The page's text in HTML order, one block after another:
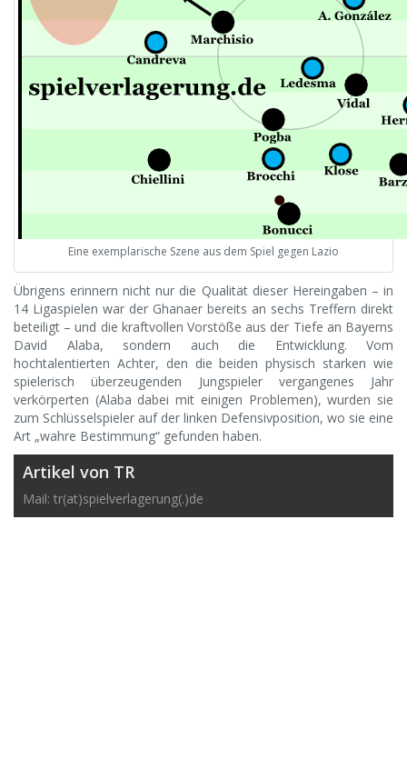
Eine exemplarische Szene aus dem Spiel gegen Lazio
Übrigens erinnern nicht nur die Qualität dieser Hereingaben – in
14 Ligaspielen war der Ghanaer bereits an sechs Treffern direkt
beteiligt – und die kraftvollen Vorstöße aus der Tiefe an Bayerns
David Alaba, sondern auch die Entwicklung. Vom
hochtalentierten Achter, den die beiden physisch starken wie
spielerisch überzeugenden Jungspieler vergangenes Jahr
verkörperten (Alaba dabei mit einigen Problemen), wurden sie
zum Schlüsselspieler auf der linken Defensivposition, wo sie eine
Art „wahre Bestimmung“ gefunden haben.
Artikel von TR
Mail: tr(at)spielverlagerung(.)de